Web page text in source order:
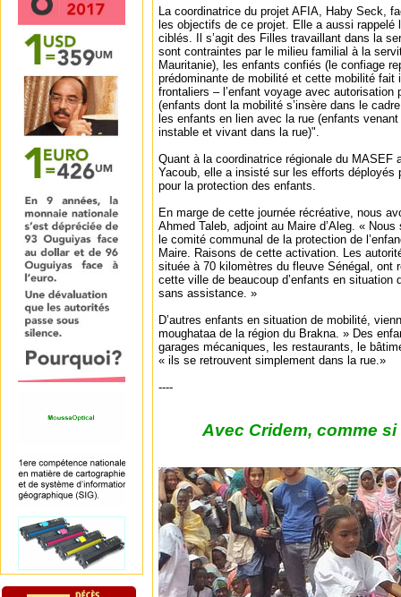
La coordinatrice du projet AFIA, Haby Seck,
les objectifs de ce projet. Elle a aussi rappelé
ciblés. Il s’agit des Filles travaillant dans la
sont contraintes par le milieu familial à la
Mauritanie), les enfants confiés (le confiage
prédominante de mobilité et cette mobilité fait
frontaliers – l’enfant voyage avec autorisation
(enfants dont la mobilité s’insère dans le
les enfants en lien avec la rue (enfants
instable et vivant dans la rue)".
Quant à la coordinatrice régionale du MASEF
Yacoub, elle a insisté sur les efforts déployés
pour la protection des enfants.
En marge de cette journée récréative, nous
Ahmed Taleb, adjoint au Maire d’Aleg. «
le comité communal de la protection de
Maire. Raisons de cette activation. Les
située à 70 kilomètres du fleuve Sénégal, ont
cette ville de beaucoup d’enfants en situation
sans assistance. »
D’autres enfants en situation de mobilité,
moughataa de la région du Brakna. » Des
garages mécaniques, les restaurants, le
« ils se retrouvent simplement dans la rue.»
----
Avec Cridem, comme